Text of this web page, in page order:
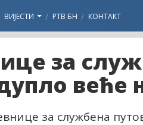
ВИЈЕСТИ РТВ БН КОНТАКТ
за
веће
за службена